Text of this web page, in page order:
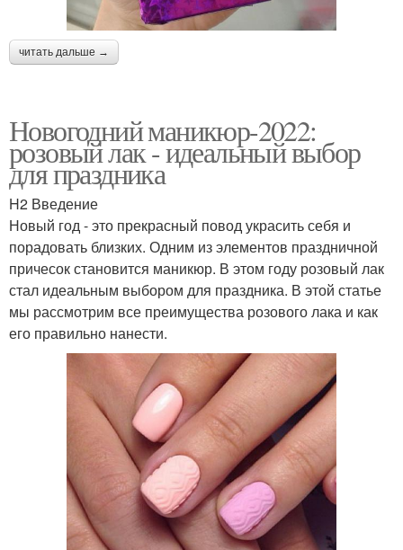
читать дальше →
Новогодний маникюр-2022:
розовый лак - идеальный выбор
для праздника
H2 Введение
Новый год - это прекрасный повод украсить себя и
порадовать близких. Одним из элементов праздничной
причесок становится маникюр. В этом году розовый лак
стал идеальным выбором для праздника. В этой статье
мы рассмотрим все преимущества розового лака и как
его правильно нанести.